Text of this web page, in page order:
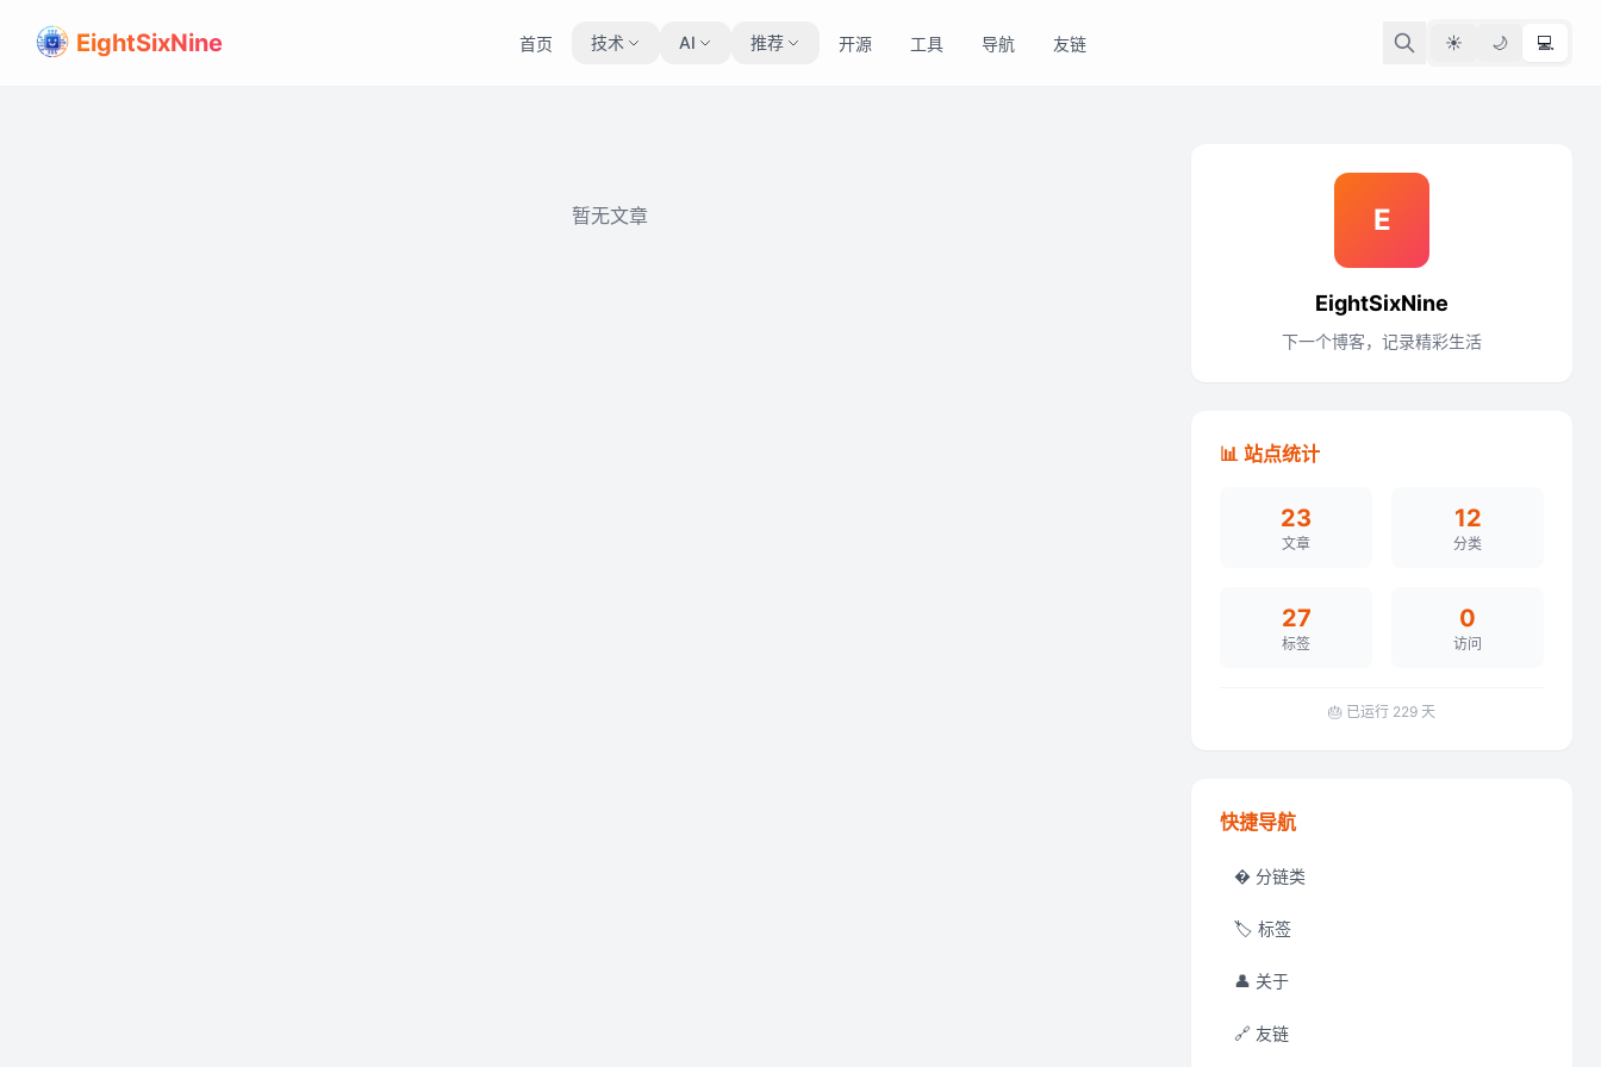
EightSixNine 首页 技术 AI 推荐 开源 工具 导航 友链 ☀️ 🌙 💻
暂无文章 E
EightSixNine
下一个博客，记录精彩生活
📊 站点统计
23
文章
12
分类
27
标签
0
访问
🎂 已运行 229 天
快捷导航
� 分链类
🏷️ 标签
👤 关于
🔗 友链